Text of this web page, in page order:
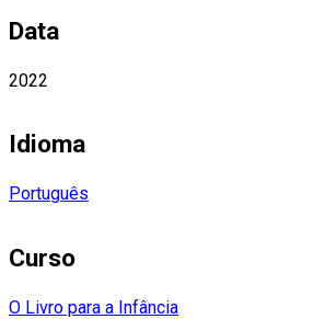
Data
2022
Idioma
Português
Curso
O Livro para a Infância